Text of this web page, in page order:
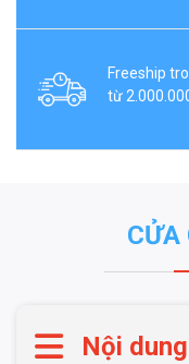
Freeship
từ
CỬA
Nội